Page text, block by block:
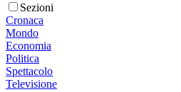
Sezioni
Cronaca
Mondo
Economia
Politica
Spettacolo
Televisione